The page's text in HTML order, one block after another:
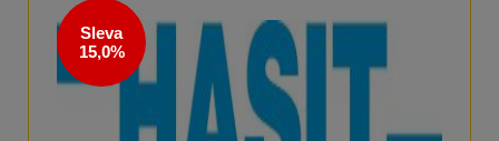
Sleva
15,0%